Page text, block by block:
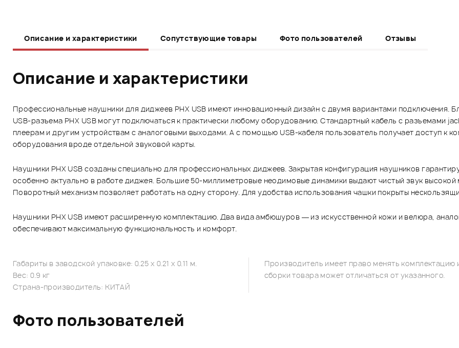
Описание и характеристики Сопутствующие товары Фото пользователей Отзывы
Описание и характеристики
Профессиональные наушники для диджеев PHX USB имеют инновационный дизайн с двумя вариантами подключения.
USB-разъема PHX USB могут подключаться к практически любому оборудованию. Стандартный кабель с разъемами
плеерам и другим устройствам с аналоговыми выходами. А с помощью USB-кабеля пользователь получает доступ к
оборудования вроде отдельной звуковой карты.
Наушники PHX USB созданы специально для профессиональных диджеев. Закрытая конфигурация наушников
особенно актуально в работе диджея. Большие 50-миллиметровые неодимовые динамики выдают чистый звук
Поворотный механизм позволяет работать на одну сторону. Для удобства использования чашки покрыты
Наушники PHX USB имеют расширенную комплектацию. Два вида амбюшуров — из искусственной кожи и велюра,
обеспечивают максимальную функциональность и комфорт.
Габариты в заводской упаковке: 0.25 x 0.21 x 0.11 м.
Вес: 0.9 кг
Страна-производитель: КИТАЙ
Производитель имеет право менять
сборки товара может отличаться от указанного.
Фото пользователей